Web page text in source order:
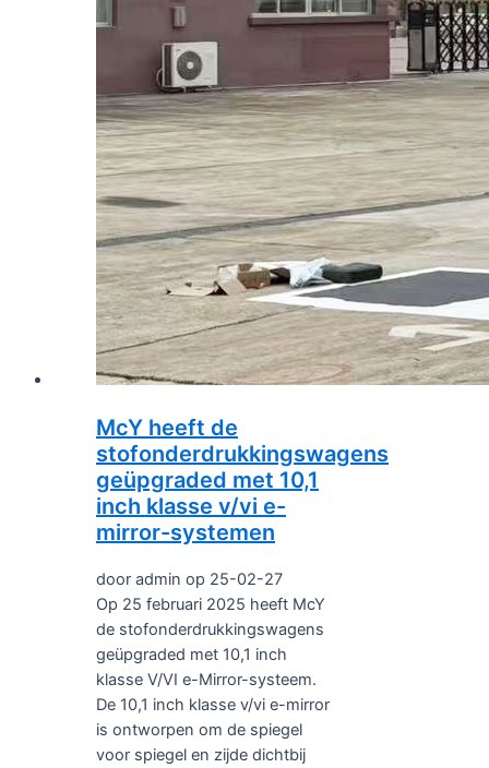
McY heeft de
stofonderdrukkingswagens
geüpgraded met 10,1
inch klasse v/vi e-
mirror-systemen
door admin op 25-02-27
Op 25 februari 2025 heeft McY
de stofonderdrukkingswagens
geüpgraded met 10,1 inch
klasse V/VI e-Mirror-systeem.
De 10,1 inch klasse v/vi e-mirror
is ontworpen om de spiegel
voor spiegel en zijde dichtbij